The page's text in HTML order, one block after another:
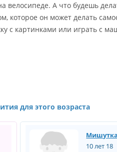
велосипеде. А что будешь
которое он может делать
с картинками или играть с
для этого возраста
10 лет 18